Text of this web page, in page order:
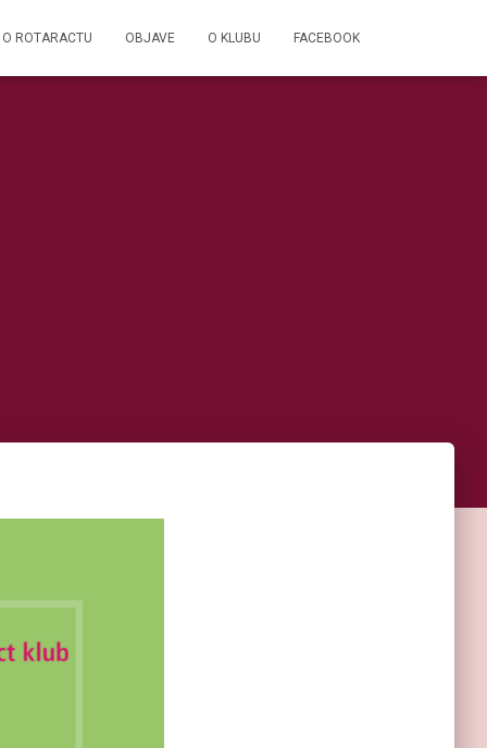
O ROTARACTU OBJAVE O KLUBU FACEBOOK